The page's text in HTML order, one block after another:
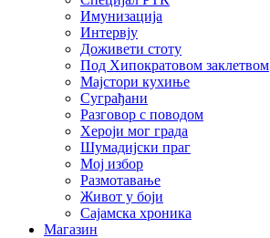
Имунизација
Интервју
Доживети стоту
Под Хипократовом заклетвом
Мајстори кухиње
Суграђани
Разговор с поводом
Хероји мог града
Шумадијски праг
Мој избор
Размотавање
Живот у боји
Сајамска хроника
Магазин